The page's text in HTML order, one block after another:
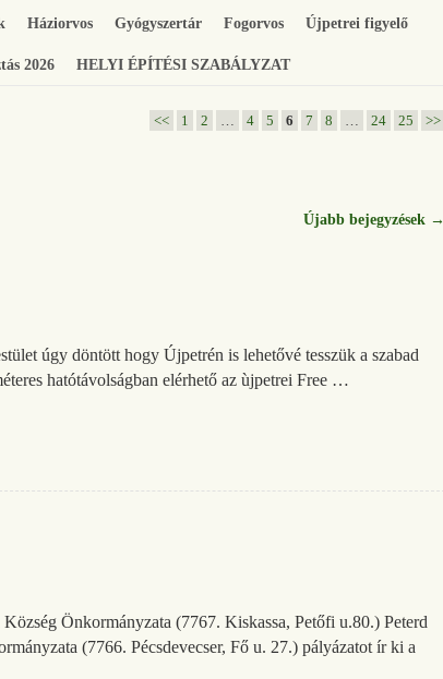
Háziorvos Gyógyszertár Fogorvos Újpetrei figyelő
2026 HELYI ÉPÍTÉSI SZABÁLYZAT
<< 1 2 … 4 5 6 7 8 … 24 25 >>
Újabb bejegyzések →
úgy döntött hogy Újpetrén is lehetővé tesszük a szabad
hatótávolságban elérhető az ùjpetrei Free …
Önkormányzata (7767. Kiskassa, Petőfi u.80.) Peterd
(7766. Pécsdevecser, Fő u. 27.) pályázatot ír ki a